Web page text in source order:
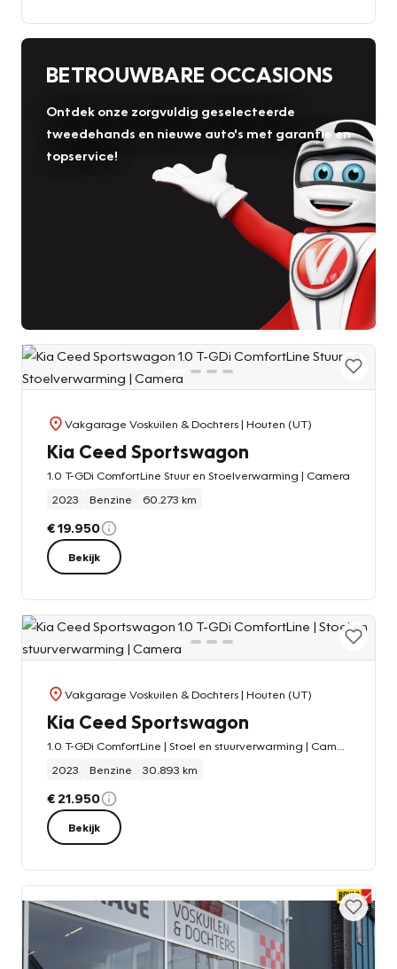
BETROUWBARE OCCASIONS
Ontdek onze zorgvuldig geselecteerde
tweedehands en nieuwe auto's met garantie en
topservice!
Vakgarage Voskuilen & Dochters| Houten (UT)
Kia Ceed Sportswagon
1.0 T-GDi ComfortLine Stuur en Stoelverwarming | Camera
2023
Benzine 60.273 km
€ 19.950
Bekijk
Vakgarage Voskuilen & Dochters| Houten (UT)
Kia Ceed Sportswagon
2023
Benzine 30.893 km
€ 21.950
Bekijk